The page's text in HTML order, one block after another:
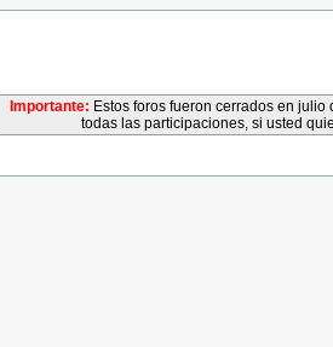
Importante: Estos foros fueron cerrados en
todas las participaciones, si usted